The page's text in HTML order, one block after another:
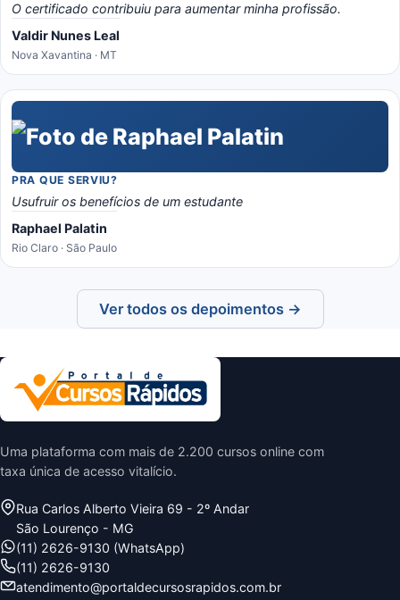
O certificado contribuiu para aumentar minha profissão.
Valdir Nunes Leal
Nova Xavantina · MT
PRA QUE SERVIU?
Usufruir os benefícios de um estudante
Raphael Palatin
Rio Claro · São Paulo
Ver todos os depoimentos →
Uma plataforma com mais de 2.200 cursos online com
taxa única de acesso vitalício.
Rua Carlos Alberto Vieira 69 - 2º Andar
São Lourenço - MG
(11) 2626-9130 (WhatsApp)
(11) 2626-9130
atendimento@portaldecursosrapidos.com.br